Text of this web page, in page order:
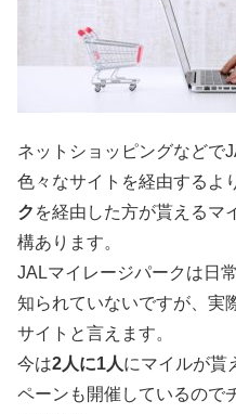
ネットショッピングなどで
色々なサイトを経由するよ
ク を経由した方が貰えるマ
構あります。
JALマイレージパークは日
知られていないですが、実
サイトと言えます。
今は2人に1人にマイルが貰
ペーンも開催しているので